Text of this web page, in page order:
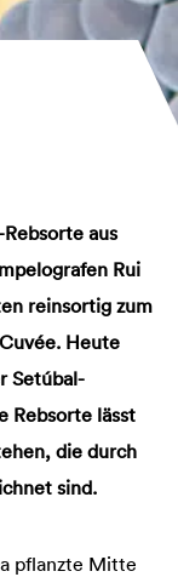
aus
Rui
reinsortig zum
Heute
Setúbal-
Rebsorte lässt
die durch
sind.
pflanzte Mitte